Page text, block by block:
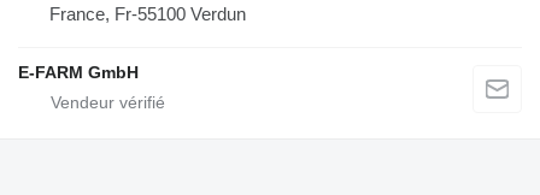
France, Fr-55100 Verdun
E-FARM GmbH